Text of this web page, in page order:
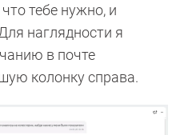
тебе нужно, и
наглядности я
в почте
колонку справа.